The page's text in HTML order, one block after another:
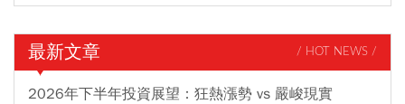
最新文章 / HOT NEWS /
2026年下半年投資展望：狂熱漲勢 vs 嚴峻現實